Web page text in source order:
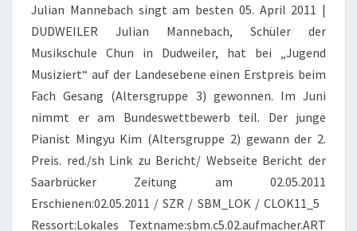
ZEITUNG
Julian Mannebach singt am besten 05. April 2011 |
DUDWEILER Julian Mannebach, Schüler der
Musikschule Chun in Dudweiler, hat bei „Jugend
Musiziert“ auf der Landesebene einen Erstpreis beim
Fach Gesang (Altersgruppe 3) gewonnen. Im Juni
nimmt er am Bundeswettbewerb teil. Der junge
Pianist Mingyu Kim (Altersgruppe 2) gewann der 2.
Preis. red./sh Link zu Bericht/ Webseite Bericht der
Saarbrücker Zeitung am 02.05.2011
Erschienen:02.05.2011 / SZR / SBM_LOK / CLOK11_5
Ressort:Lokales Textname:sbm.c5.02.aufmacher.ART